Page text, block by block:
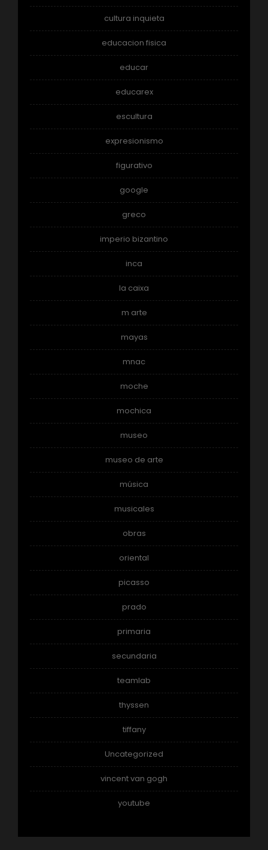
cultura inquieta
educacion fisica
educar
educarex
escultura
expresionismo
figurativo
google
greco
imperio bizantino
inca
la caixa
m arte
mayas
mnac
moche
mochica
museo
museo de arte
música
musicales
obras
oriental
picasso
prado
primaria
secundaria
teamlab
thyssen
tiffany
Uncategorized
vincent van gogh
youtube